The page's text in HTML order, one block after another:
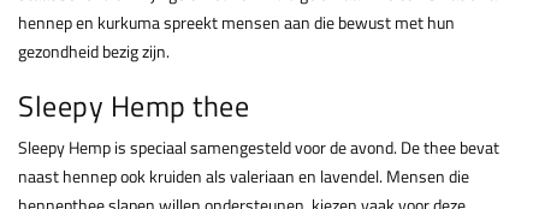
hennep en kurkuma spreekt mensen aan die bewust met hun
gezondheid bezig zijn.
Sleepy Hemp thee
Sleepy Hemp is speciaal samengesteld voor de avond. De thee bevat
naast hennep ook kruiden als valeriaan en lavendel. Mensen die